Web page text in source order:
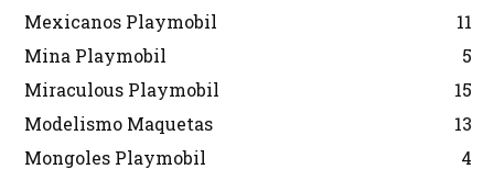
Mexicanos Playmobil
11
Mina Playmobil
5
Miraculous Playmobil
15
Modelismo Maquetas
13
Mongoles Playmobil
4